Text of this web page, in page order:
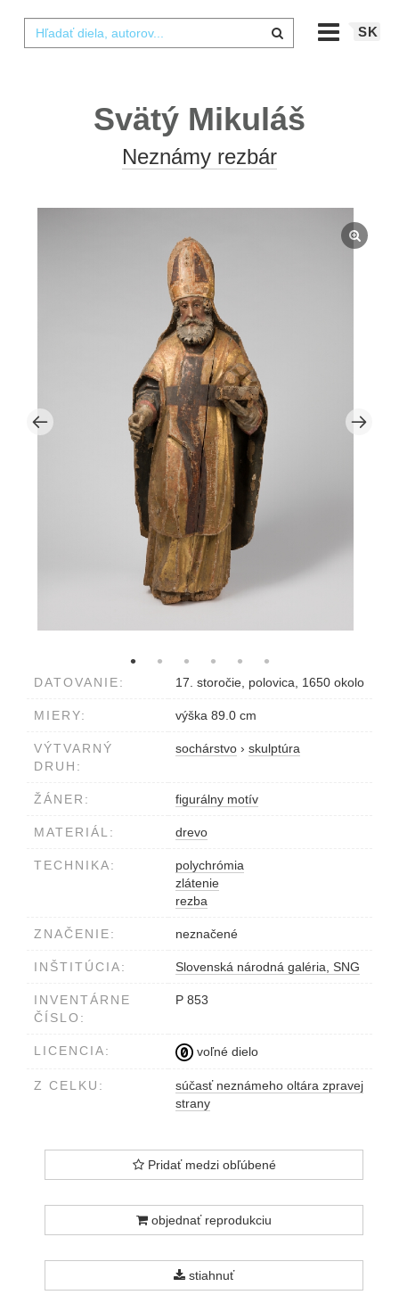
SK
Svätý Mikuláš
Neznámy rezbár
DATOVANIE: 17. storočie, polovica, 1650 okolo
MIERY: výška 89.0 cm
VÝTVARNÝ
DRUH:
sochárstvo › skulptúra
ŽÁNER: figurálny motív
MATERIÁL: drevo
TECHNIKA:
polychrómia
zlátenie
rezba
ZNAČENIE: neznačené
INŠTITÚCIA: Slovenská národná galéria, SNG
INVENTÁRNE
ČÍSLO:
P 853
LICENCIA: voľné dielo
Z CELKU:
súčasť neznámeho oltára zpravej
strany
Pridať medzi obľúbené
objednať reprodukciu
stiahnuť